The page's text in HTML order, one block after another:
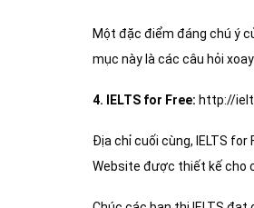
Một đặc điểm đáng chú ý
mục này là các câu hỏi
4. IELTS for Free: http://
Địa chỉ cuối cùng, IELTS for
Website được thiết kế cho